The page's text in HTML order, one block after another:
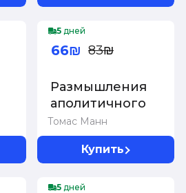
-20%
5 дней
Томас Манн
Размышления
аполитичного
66₪ 83₪
Купить
-20%
5 дней